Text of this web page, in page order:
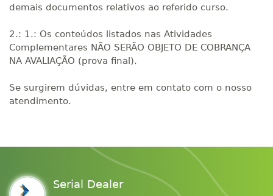
demais documentos relativos ao referido curso.
2.: 1.: Os conteúdos listados nas Atividades
Complementares NÃO SERÃO OBJETO DE COBRANÇA
NA AVALIAÇÃO (prova final).
Se surgirem dúvidas, entre em contato com o nosso
atendimento.
Serial Dealer